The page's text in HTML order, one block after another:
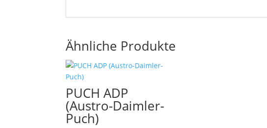
Ähnliche Produkte
PUCH ADP
(Austro-Daimler-
Puch)